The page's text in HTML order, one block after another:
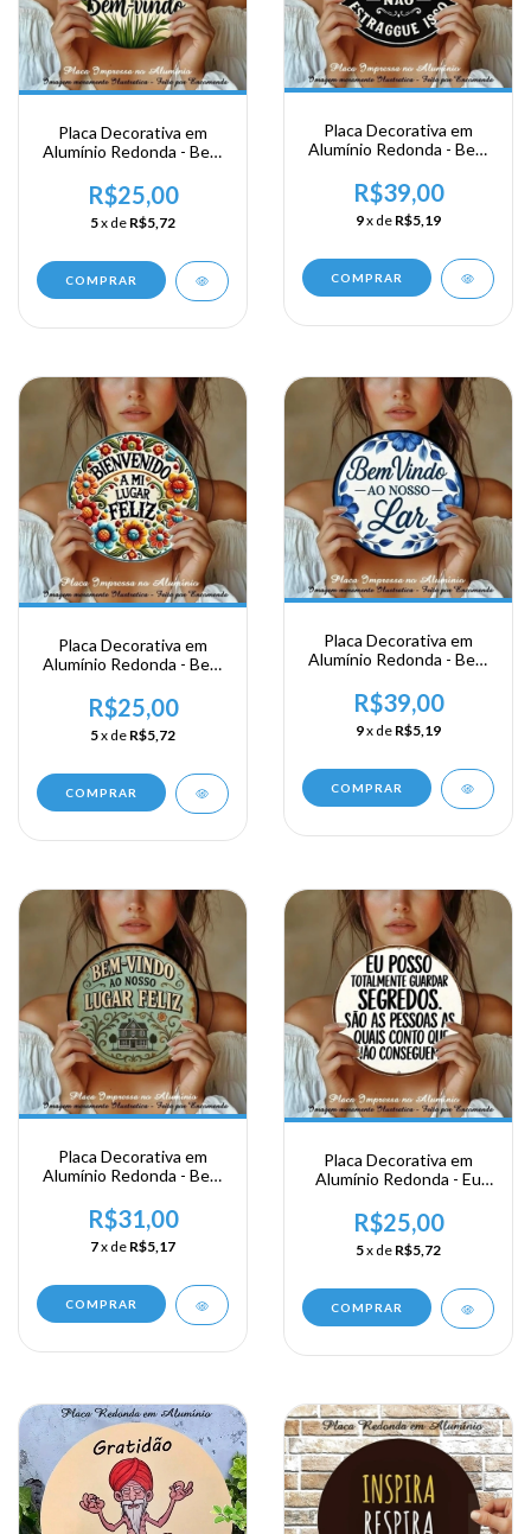
Placa Decorativa em
Alumínio Redonda - Bem
R$25,00
5x de R$5,72
COMPRAR
Placa Decorativa em
Alumínio Redonda - Bem
R$39,00
9x de R$5,19
COMPRAR
Placa Decorativa em
Alumínio Redonda - Bem
R$25,00
5x de R$5,72
COMPRAR
Placa Decorativa em
Alumínio Redonda - Bem
R$39,00
9x de R$5,19
COMPRAR
Placa Decorativa em
Alumínio Redonda - Bem
Feliz
R$31,00
7x de R$5,17
COMPRAR
Placa Decorativa em
Alumínio Redonda - Eu
Guardar...
R$25,00
5x de R$5,72
COMPRAR